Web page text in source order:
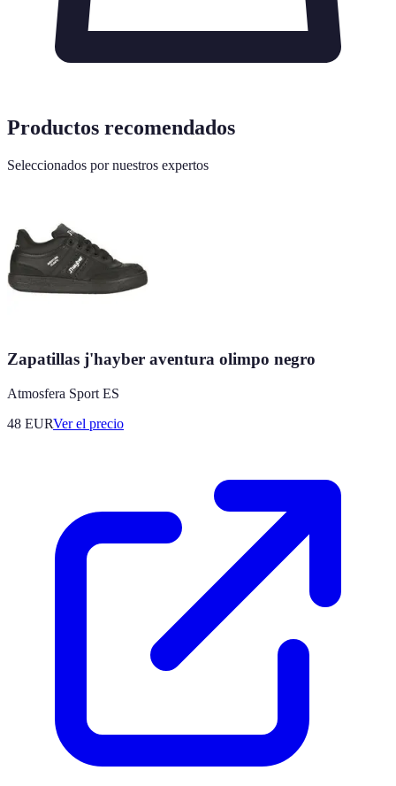
Productos recomendados
Seleccionados por nuestros expertos
Zapatillas j'hayber aventura olimpo negro
Atmosfera Sport ES
48 EURVer el precio